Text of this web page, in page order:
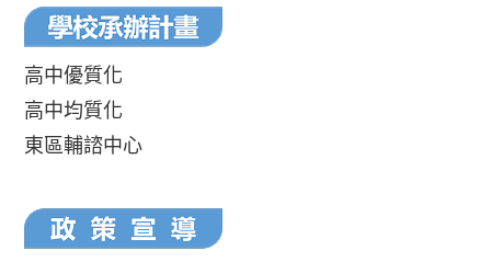
高中優質化
高中均質化
東區輔諮中心